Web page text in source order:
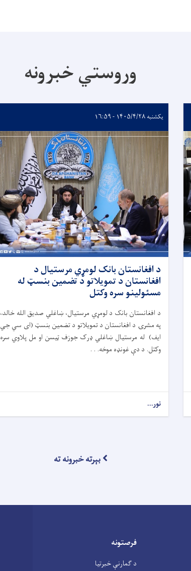
وروستي خبرونه
یکشنبه ۱۴۰۵/۴/۲۸ - ۱۶:۵۹
د افغانستان بانک لومړي مرستیال د
افغانستان د تمویلاتو د تضمین بنسټ له
مسئولینو سره وکتل
د افغانستان بانک د لومړي مرستیال، ښاغلي صدیق الله خالد،
په مشرۍ د افغانستان د تمویلاتو د تضمین بنسټ (ای سي جي
ایف) له مرستیال ښاغلي ډرک جوزف ټیسن او مل پلاوي سره
وکتل. د دې غونډه موخه. . .
نور...
بېرته خبرونه ته
فرصتونه
د ګمارنې خبرتیا